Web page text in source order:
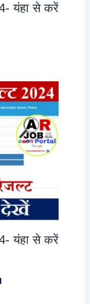
यंहा से करें
यंहा से करें